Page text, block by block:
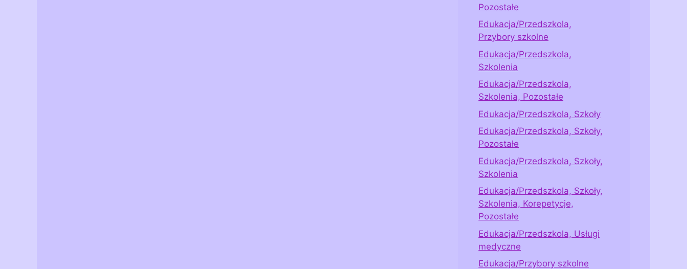
Pozostałe
Edukacja/Przedszkola,
Przybory szkolne
Edukacja/Przedszkola,
Szkolenia
Edukacja/Przedszkola,
Szkolenia, Pozostałe
Edukacja/Przedszkola, Szkoły
Edukacja/Przedszkola, Szkoły,
Pozostałe
Edukacja/Przedszkola, Szkoły,
Szkolenia
Edukacja/Przedszkola, Szkoły,
Szkolenia, Korepetycje,
Pozostałe
Edukacja/Przedszkola, Usługi
medyczne
Edukacja/Przybory szkolne